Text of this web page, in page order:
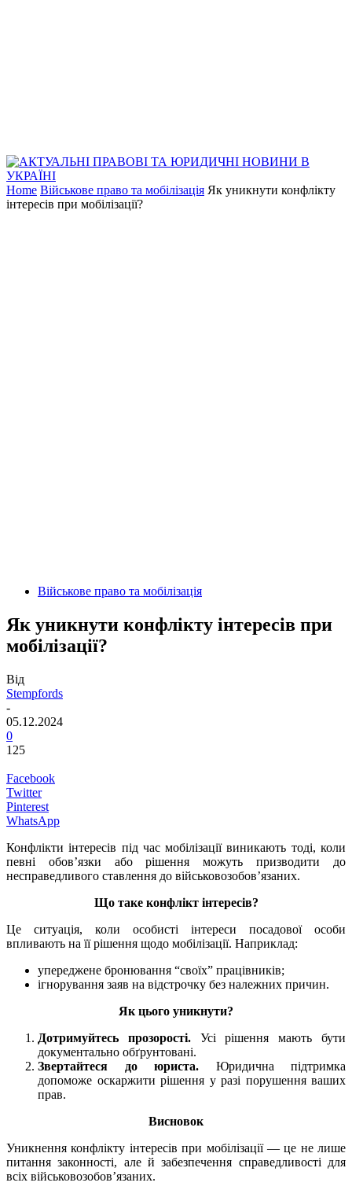
Home Військове право та мобілізація Як уникнути конфлікту
інтересів при мобілізації?
Військове право та мобілізація
Як уникнути конфлікту інтересів при
мобілізації?
Від
Stempfords
-
05.12.2024
0
125
Facebook
Twitter
Pinterest
WhatsApp
Конфлікти інтересів під час мобілізації виникають тоді, коли
певні обов’язки або рішення можуть призводити до
несправедливого ставлення до військовозобов’язаних.
Що таке конфлікт інтересів?
Це ситуація, коли особисті інтереси посадової особи
впливають на її рішення щодо мобілізації. Наприклад:
упереджене бронювання “своїх” працівників;
ігнорування заяв на відстрочку без належних причин.
Як цього уникнути?
Дотримуйтесь прозорості.Усі рішення мають бути
документально обґрунтовані.
Звертайтеся до юриста. Юридична підтримка
допоможе оскаржити рішення у разі порушення ваших
прав.
Висновок
Уникнення конфлікту інтересів при мобілізації — це не лише
питання законності, але й забезпечення справедливості для
всіх військовозобов’язаних.